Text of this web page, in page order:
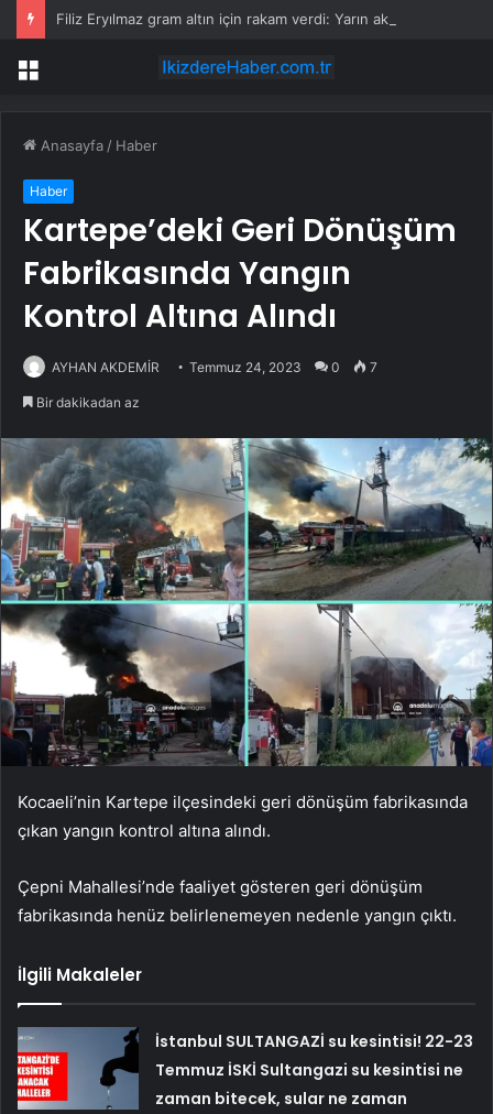
Menü
Anasayfa / Haber
Haber
Kartepe’deki Geri Dönüşüm
Fabrikasında Yangın
Kontrol Altına Alındı
AYHAN AKDEMİR Temmuz 24, 2023 0 7
Bir dakikadan az
Kocaeli’nin Kartepe ilçesindeki geri dönüşüm fabrikasında
çıkan yangın kontrol altına alındı.
Çepni Mahallesi’nde faaliyet gösteren geri dönüşüm
fabrikasında henüz belirlenemeyen nedenle yangın çıktı.
İlgili Makaleler
İstanbul SULTANGAZİ su kesintisi! 22-23
Temmuz İSKİ Sultangazi su kesintisi ne
zaman bitecek, sular ne zaman